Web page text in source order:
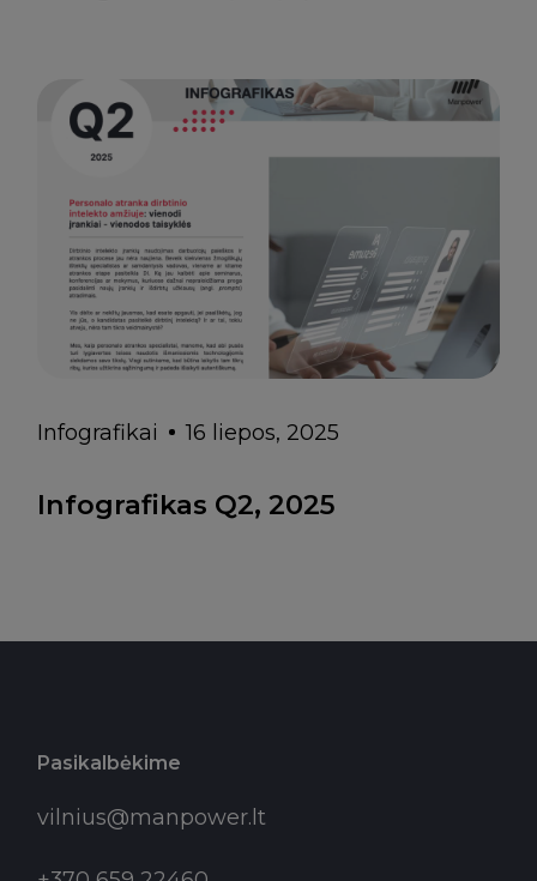
Infografikai 16 liepos, 2025
Infografikas Q2, 2025
Pasikalbėkime
vilnius@manpower.lt